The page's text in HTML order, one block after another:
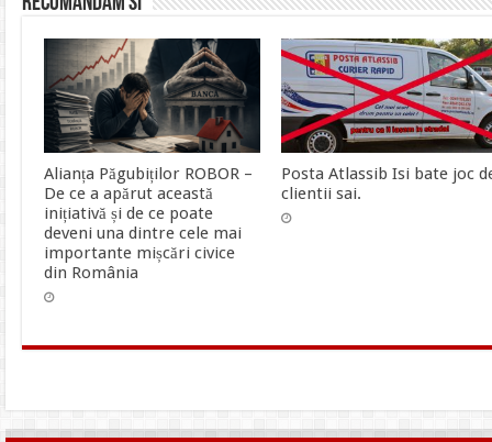
Alianța Păgubiților ROBOR –
De ce a apărut această
inițiativă și de ce poate
deveni una dintre cele mai
importante mișcări civice
din România
Posta Atlassib Isi bate joc
clientii sai.